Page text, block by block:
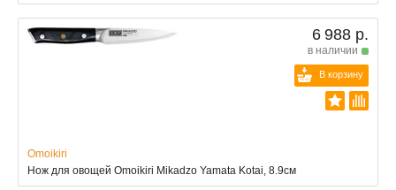
6 988 р.
в наличии
В корзину
Omoikiri
Нож для овощей Omoikiri Mikadzo Yamata Kotai, 8.9см